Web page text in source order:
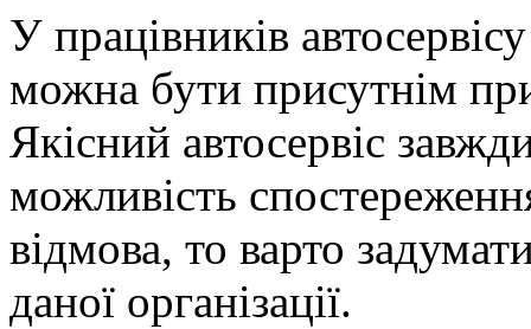
У працівників
можна бути присутнім
Якісний автосервіс
можливість
відмова, то варто
даної організації.